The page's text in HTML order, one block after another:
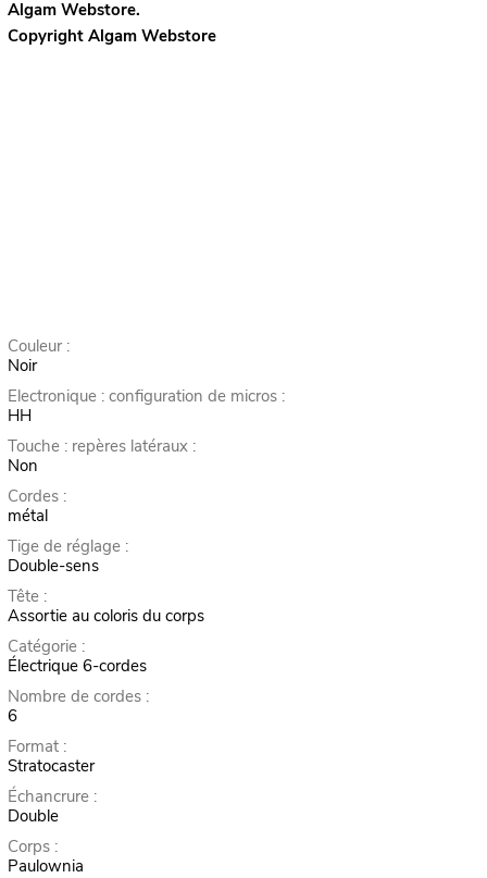
Algam Webstore.
Copyright Algam Webstore
Couleur :
Noir
Electronique : configuration de micros :
HH
Touche : repères latéraux :
Non
Cordes :
métal
Tige de réglage :
Double-sens
Tête :
Assortie au coloris du corps
Catégorie :
Électrique 6-cordes
Nombre de cordes :
6
Format :
Stratocaster
Échancrure :
Double
Corps :
Paulownia